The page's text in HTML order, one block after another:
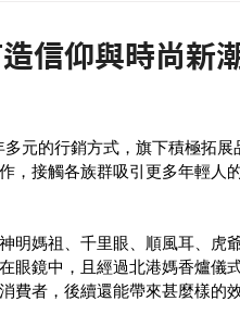
信仰與時尚新
元的行銷方式，旗下積極拓展
，接觸各族群吸引更多年輕人
明媽祖、千里眼、順風耳、虎
眼鏡中，且經過北港媽香爐儀
費者，後續還能帶來甚麼樣的